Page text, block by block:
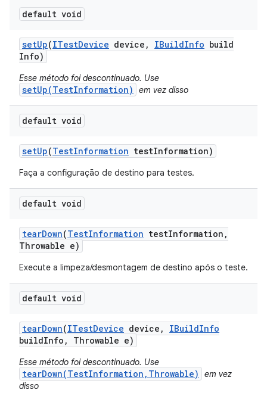
default void
setUp(ITestDevice device , IBuildInfo build
Info)
Esse método foi descontinuado. Use
setUp(TestInformation) em vez disso
default void
setUp(TestInformation testInformation)
Faça a configuração de destino para testes.
default void
tearDown(TestInformation testInformation ,
Throwable e)
Execute a limpeza/desmontagem de destino após o teste.
default void
tearDown(ITestDevice device , IBuildInfo
buildInfo , Throwable e)
Esse método foi descontinuado. Use
tearDown(TestInformation,Throwable)
em vez
disso